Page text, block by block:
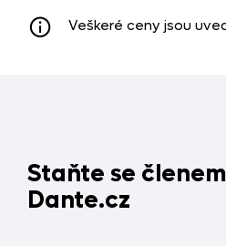
Veškeré ceny jsou
Staňte se
Dante.cz